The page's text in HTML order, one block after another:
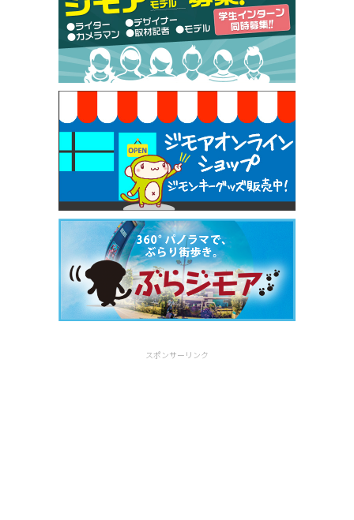
50円（Premiere（プルミエール））
[有効期限]2026年9月30日
焼き餃子 一皿サービス（餃子酒場たっちゃん 西
早稲田店）
[有効期限]2026年9月30日
スポンサーリンク